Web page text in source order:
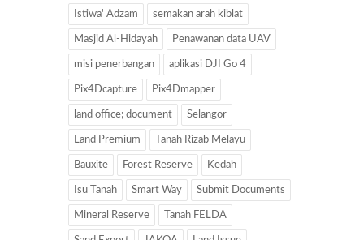
Istiwa' Adzam semakan arah kiblat
Masjid Al-Hidayah Penawanan data UAV
misi penerbangan aplikasi DJI Go 4
Pix4Dcapture Pix4Dmapper
land office; document Selangor
Land Premium Tanah Rizab Melayu
Bauxite Forest Reserve Kedah
Isu Tanah Smart Way Submit Documents
Mineral Reserve Tanah FELDA